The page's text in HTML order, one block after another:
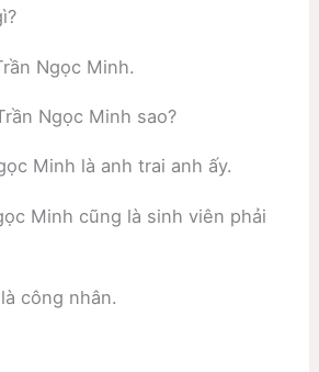
Ngọc Minh.
Ngọc Minh sao?
Minh là anh trai anh ấy.
Minh cũng là sinh viên phải
công nhân.